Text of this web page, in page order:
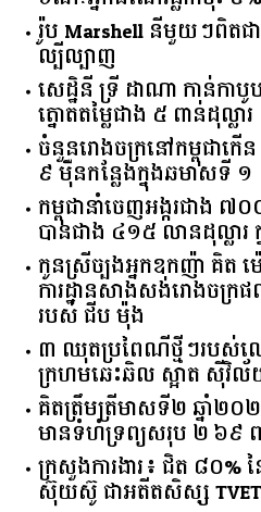
រ៉ូប Marshell នីមួយៗពិត
ល្បីល្បាញ
សេដ្ឋិនី ទ្រី ដាណា កាន់កា
ត្នោតតម្លៃជាង ៥ ពាន់ដុល្លារ
ចំនួន​រោងចក្រ​នៅ​កម្ពុជា​កើន​
​៩​ ​ម៉ឺន​កន្លែង​ក្នុង​ឆមាស​ទី ​១​
កម្ពុជានាំចេញអង្ករជាង
បានជាង ៤១៥ លានដុល្លារ
កូនស្រីច្បងអ្នកឧកញ៉ា គិត ម៉
ការដ្ឋានសាងសង់រោងចក្រ
របស់ ជីប ម៉ុង
៣ ឈុតប្រពៃណីថ្មីៗរបស់ល
ក្រហមឆេះឆិល ស្អាត ​ស៊ីវិ
គិត​ត្រឹមត្រីមាស​ទី​២​ ​ឆ្នាំ​២០២
មាន​ទំហំ​ទ្រព្យ​សរុប​ ​២.៦៩​ ​ព
ក្រសួង​ការងារ​៖ ​ជិត​ ​៨០​%
ស៊ុយ​ស៊ូ ​ជា​អតីត​សិស្ស​ ​TVET​